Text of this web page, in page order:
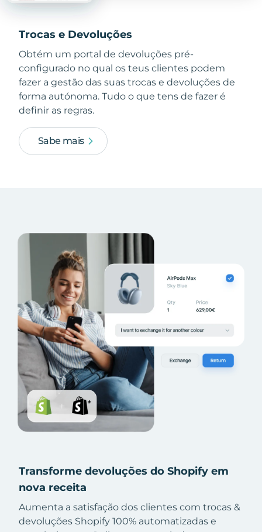
Trocas e Devoluções
Obtém um portal de devoluções pré-
configurado no qual os teus clientes podem
fazer a gestão das suas trocas e devoluções de
forma autónoma. Tudo o que tens de fazer é
definir as regras.
Sabe mais
Transforme devoluções do Shopify em
nova receita
Aumenta a satisfação dos clientes com trocas &
devoluções Shopify 100% automatizadas e